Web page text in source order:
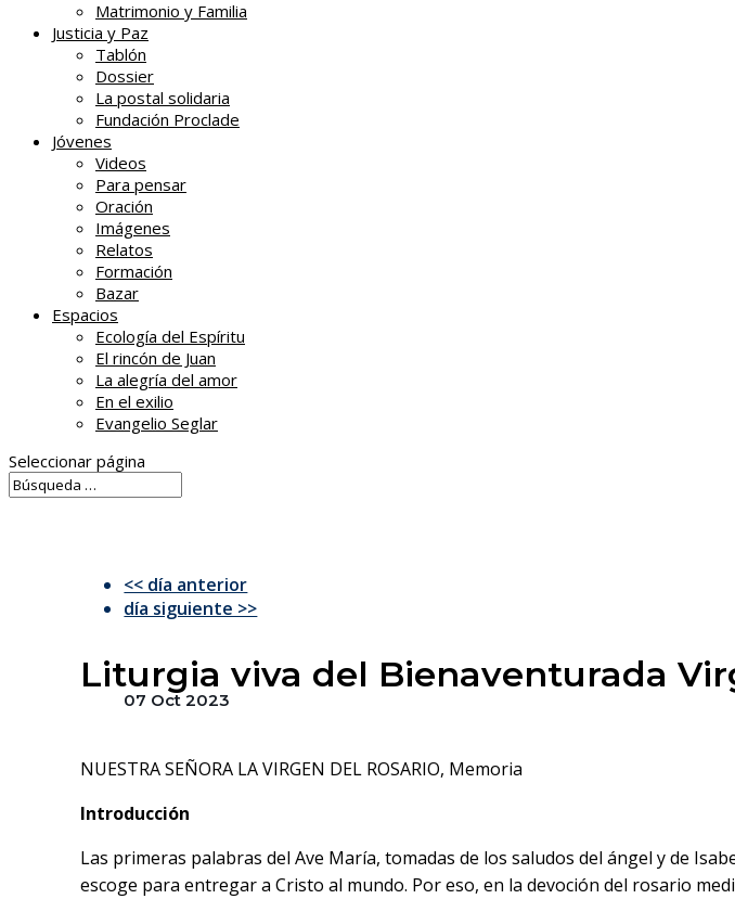
Matrimonio y Familia
Justicia y Paz
Tablón
Dossier
La postal solidaria
Fundación Proclade
Jóvenes
Videos
Para pensar
Oración
Imágenes
Relatos
Formación
Bazar
Espacios
Ecología del Espíritu
El rincón de Juan
La alegría del amor
En el exilio
Evangelio Seglar
Seleccionar página
<< día anterior
día siguiente >>
Liturgia viva del Bienaventurada
07 Oct 2023
NUESTRA SEÑORA LA VIRGEN DEL ROSARIO, Memoria
Introducción
Las primeras palabras del Ave María, tomadas de los saludos del ángel y de
escoge para entregar a Cristo al mundo. Por eso, en la devoción del rosario